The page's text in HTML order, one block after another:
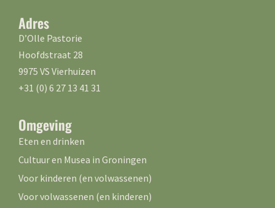
Adres
D’Olle Pastorie
Hoofdstraat 28
9975 VS Vierhuizen
+31 (0) 6 27 13 41 31
Omgeving
Eten en drinken
Cultuur en Musea in Groningen
Voor kinderen (en volwassenen)
Voor volwassenen (en kinderen)